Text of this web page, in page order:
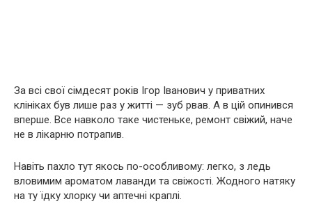
За всі свої сімдесят років Ігор Іванович у приватних
клініках був лише раз у житті — зуб рвав. А в цій опинився
вперше. Все навколо таке чистеньке, ремонт свіжий, наче
не в лікарню потрапив.
Навіть пахло тут якось по-особливому: легко, з ледь
вловимим ароматом лаванди та свіжості. Жодного натяку
на ту їдку хлорку чи аптечні краплі.